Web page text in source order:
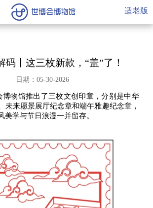
适老版
码丨这三枚新款，“盖”了！
日期：05-30-2026
物馆推出了三枚文创印章，分别是中华
未来愿景展厅纪念章和端午雅趣纪念章，
美学与节日浪漫一并留存。